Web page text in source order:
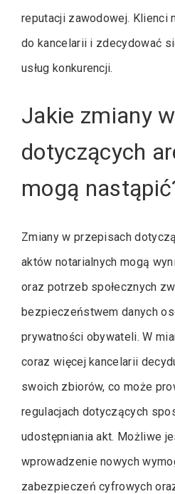
reputacji zawodowej. Klienci
do kancelarii i zdecydować
usług konkurencji.
Jakie zmiany
dotyczących
mogą
Zmiany w przepisach
aktów notarialnych mogą
oraz potrzeb społecznych
bezpieczeństwem danych
prywatności obywateli. W
coraz więcej kancelarii
swoich zbiorów, co może
regulacjach dotyczących
udostępniania akt. Możliwe
wprowadzenie nowych
zabezpieczeń cyfrowych